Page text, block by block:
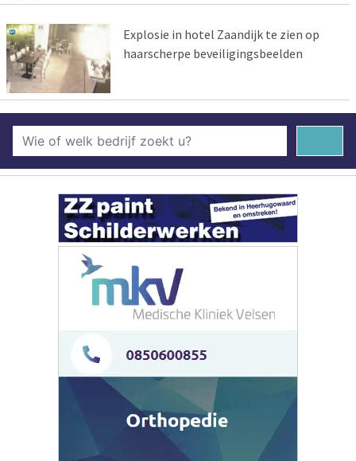
Explosie in hotel Zaandijk te zien op
haarscherpe beveiligingsbeelden